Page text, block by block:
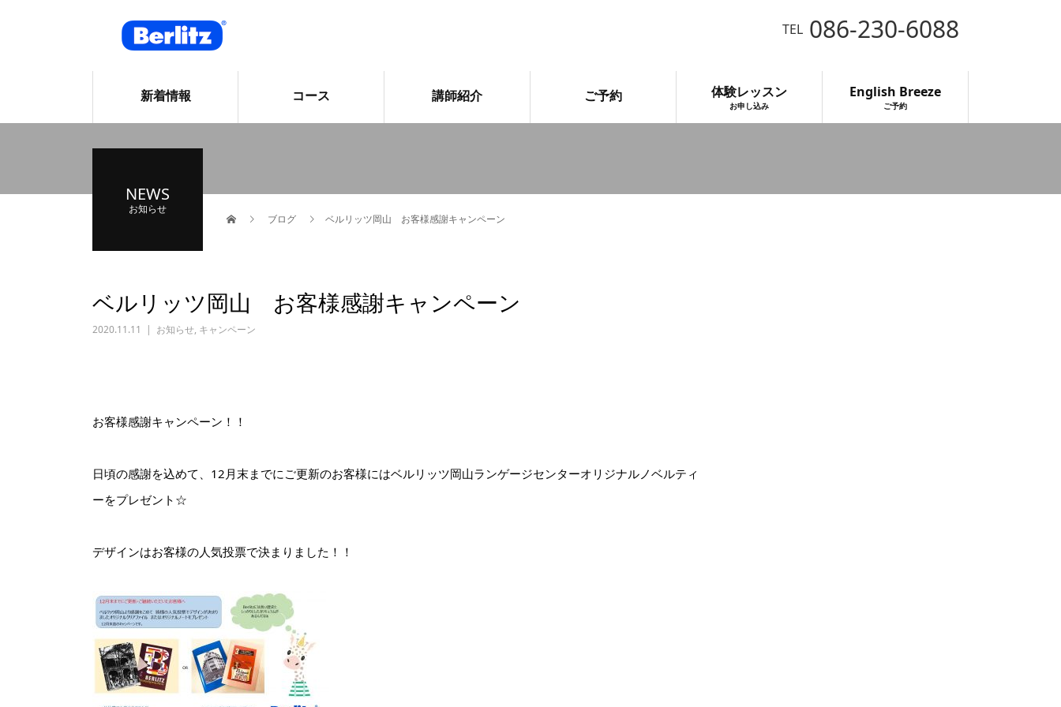
TEL 086-230-6088
新着情報 コース 講師紹介 ご予約 体験レッスン
お申し込み
English Breeze
ご予約
NEWS
お知らせ
ブログ ベルリッツ岡山 お客様感謝キャンペーン
ベルリッツ岡山 お客様感謝キャンペーン
2020.11.11 お知らせ, キャンペーン
お客様感謝キャンペーン！！
日頃の感謝を込めて、12月末までにご更新のお客様にはベルリッツ岡山ランゲージセンターオリジナルノベルティ
ーをプレゼント☆
デザインはお客様の人気投票で決まりました！！